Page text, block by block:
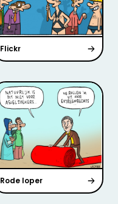
Flickr
Rode loper